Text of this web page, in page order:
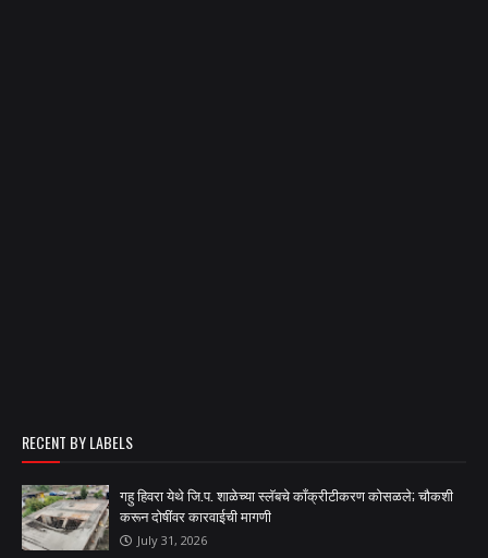
RECENT BY LABELS
गहु हिवरा येथे जि.प. शाळेच्या स्लॅबचे काँक्रीटीकरण कोसळले; चौकशी
करून दोषींवर कारवाईची मागणी
July 31, 2026